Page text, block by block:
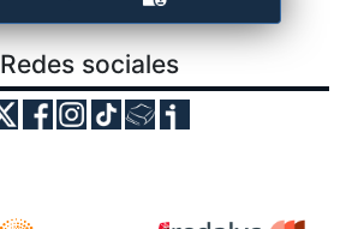
Redes sociales